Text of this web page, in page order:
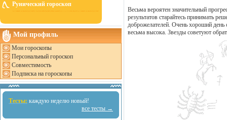
Рунический гороскоп
Мой профиль
Мои гороскопы
Персональный гороскоп
Совместимость
Подписка на гороскопы
Тесты: каждую неделю новый!
все тесты →
Весьма вероятен значительный
результатов старайтесь принимать
доброжелателей. Очень хороший день
весьма высока. Звезды советуют